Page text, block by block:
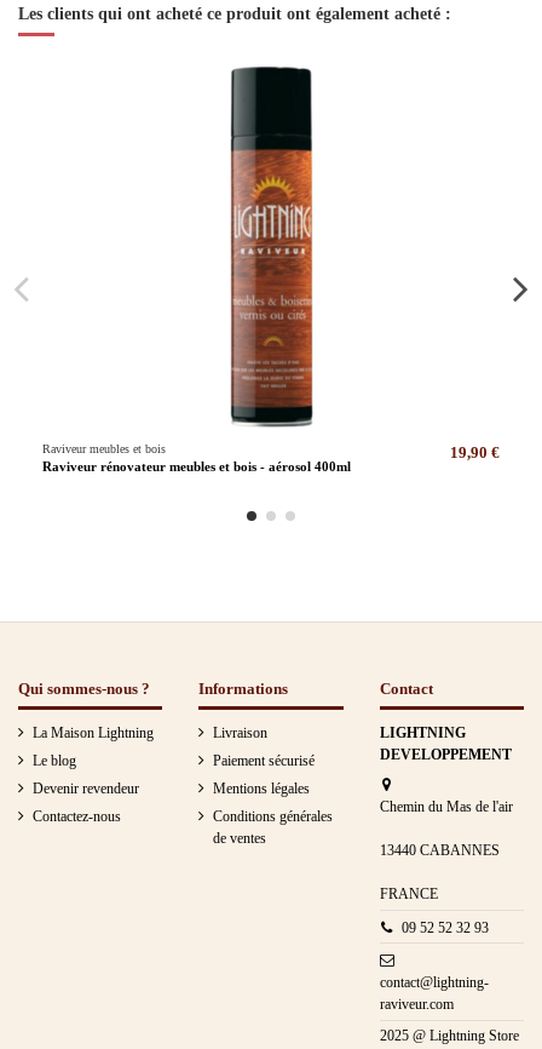
Les clients qui ont acheté ce produit ont également acheté :
Raviveur meubles et bois
Raviveur rénovateur meubles et bois - aérosol 400ml
19,90 €
Qui sommes-nous ?
La Maison Lightning
Le blog
Devenir revendeur
Contactez-nous
Informations
Livraison
Paiement sécurisé
Mentions légales
Conditions générales
de ventes
Contact
LIGHTNING
DEVELOPPEMENT
Chemin du Mas de l'air
13440 CABANNES
FRANCE
09 52 52 32 93
contact@lightning-
raviveur.com
2025 @ Lightning Store